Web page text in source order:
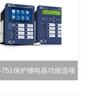
751保护继电器功能选项